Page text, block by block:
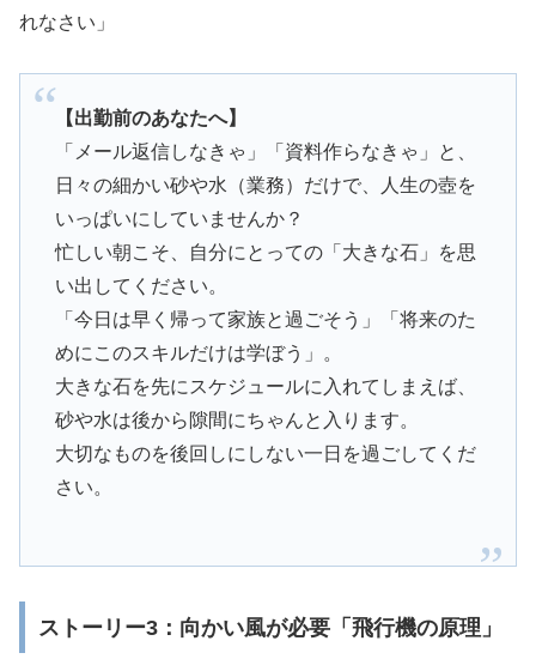
れなさい」
【出勤前のあなたへ】
「メール返信しなきゃ」「資料作らなきゃ」と、
日々の細かい砂や水（業務）だけで、人生の壺を
いっぱいにしていませんか？
忙しい朝こそ、自分にとっての「大きな石」を思
い出してください。
「今日は早く帰って家族と過ごそう」「将来のた
めにこのスキルだけは学ぼう」。
大きな石を先にスケジュールに入れてしまえば、
砂や水は後から隙間にちゃんと入ります。
大切なものを後回しにしない一日を過ごしてくだ
さい。
ストーリー3：向かい風が必要「飛行機の原理」